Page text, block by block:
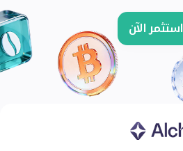
استثمر الآن